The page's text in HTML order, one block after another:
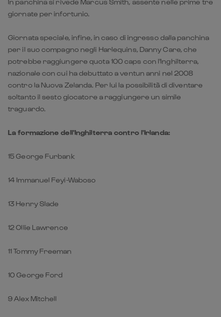
In panchina si rivede Marcus Smith, assente nelle prime tre
giornate per infortunio.
Giornata speciale, infine, in caso di ingresso dalla panchina
per il suo compagno negli Harlequins, Danny Care, che
potrebbe raggiungere quota 100 caps con l'Inghilterra,
nazionale con cui ha debuttato a ventun anni nel 2008
contro la Nuova Zelanda. Per lui la possibilità di diventare
soltanto il sesto giocatore a raggiungere un simile
traguardo.
La formazione dell'Inghilterra contro l'Irlanda:
15 George Furbank
14 Immanuel Feyi-Waboso
13 Henry Slade
12 Ollie Lawrence
11 Tommy Freeman
10 George Ford
9 Alex Mitchell